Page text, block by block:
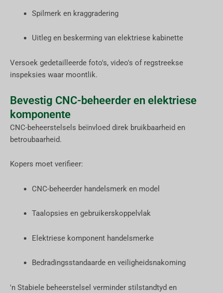
Spilmerk en kraggradering
Uitleg en beskerming van elektriese kabinette
Versoek gedetailleerde foto's, video's of regstreekse
inspeksies waar moontlik.
Bevestig CNC-beheerder en elektriese
komponente
CNC-beheerstelsels beïnvloed direk bruikbaarheid en
betroubaarheid.
Kopers moet verifieer:
CNC-beheerder handelsmerk en model
Taalopsies en gebruikerskoppelvlak
Elektriese komponent handelsmerke
Bedradingsstandaarde en veiligheidsnakoming
'n Stabiele beheerstelsel verminder stilstandtyd en